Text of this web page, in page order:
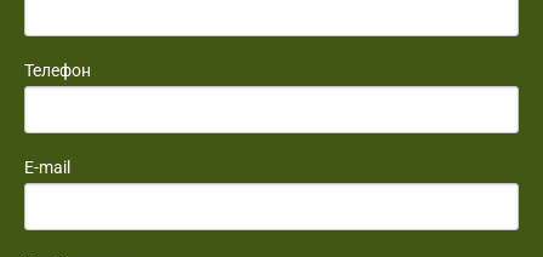
Телефон
E-mail